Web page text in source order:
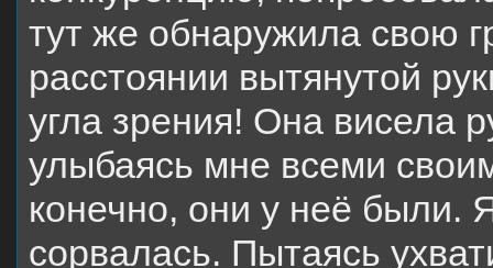
тут же обнаружила свою
расстоянии вытянутой
угла зрения! Она висела
улыбаясь мне всеми
конечно, они у неё
сорвалась. Пытаясь